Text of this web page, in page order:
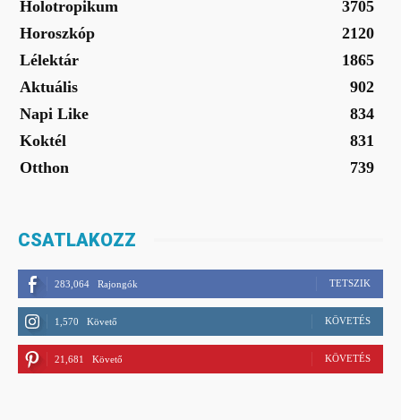
Holotropikum
3705
Horoszkóp
2120
Lélektár
1865
Aktuális
902
Napi Like
834
Koktél
831
Otthon
739
CSATLAKOZZ
283,064 Rajongók TETSZIK
1,570 Követő KÖVETÉS
21,681 Követő KÖVETÉS